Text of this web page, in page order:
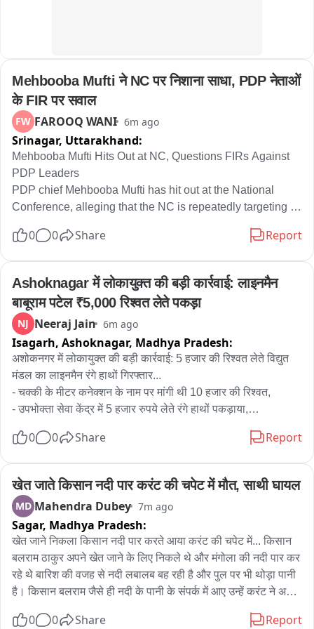
Mehbooba Mufti ने NC पर निशाना साधा, PDP नेताओं
के FIR पर सवाल
FW FAROOQ WANI 6m ago
Srinagar, Uttarakhand:
Mehbooba Mufti Hits Out at NC, Questions FIRs Against
PDP Leaders
PDP chief Mehbooba Mufti has hit out at the National
Conference, alleging that the NC is repeatedly targeting
leaders and workers without any valid reason. She
questioned the action and said the party would continue to
raise its voice.
Meanwhile, a large number of PDP supporters gathered
outside the PDP headquarters in Srinagar in support of the
party leadership.
Mehbooba said her daughter and PDP leader Iltija Mufti
will question the police regarding the FIR registered
authorities.
0 0 Share Report
Ashoknagar में लोकायुक्त की बड़ी कार्रवाई: लाइनमैन
बाबूराम पटेल ₹5,000 रिश्वत लेते पकड़ा
NJ Neeraj Jain 6m ago
Isagarh, Ashoknagar, Madhya Pradesh:
अशोकनगर में लोकायुक्त की बड़ी कार्रवाई: 5 हजार की रिश्वत लेते विद्युत
मंडल का लाइनमैन रंगे हाथों गिरफ्तार...
- चक्की के मीटर कनेक्शन के नाम पर मांगी थी 10 हजार की रिश्वत,
- उपभोक्ता सेवा केंद्र में 5 हजार रुपये लेते रंगे हाथों पकड़ाया,
- आरोपी लाइनमैन बाबूराम पटेल गिरफ्तार,
एंकर-अशोकनगर से इस वक्त की बड़ी खबर,जहाँ ग्वालियर लोकायुक्त पुलिस
ने भ्रष्टाचार के खिलाफ बड़ी कार्रवाई की है। विद्युत मंडल में पदस्थ
लाइनमैन बाबूराम पटेल को 5 हजार रुपये की रिश्वत लेते हुए रंगे हाथों
गिरफ्तार किया गया है।
मिली जानकारी के अनुसार, फरियादी श्रीराम बैरागी ने अपनी चक्की के लिए
नया मीटर कनेक्शन का आवेदन दिया था। इस कनेक्शन को जारी करने के
एवज में आरोपी लाइनमैन बाबूराम पटेल ने 10 हजार रुपये की रिश्वत की मांग
की थी।
परेशान होकर फरियादी ने ग्वालियर लोकायुक्त की शरण ली और पूरे मामले
0 0 Share Report
खेत जाते किसान नदी पार करंट की चपेट में मौत, साथी घायल
MD Mahendra Dubey 7m ago
Sagar, Madhya Pradesh:
खेत जाने निकला किसान नदी पार करते आया करंट की चपेट में... किसान
बलराम ठाकुर अपने खेत जाने के लिए निकले थे और मंगोला की नदी पार कर
रहे थे बारिश की वजह से नदी लबालब बह रही है और पुल पर भी थोड़ा पानी
है। किसान बलराम जैसे ही नदी के पानी के संपर्क में आए उन्हें करंट ने अपनी
करंट की चपेट में आ गए लेकिन बलराम को बाहर निकाल लाये, पर बलराम
0 0 Share Report